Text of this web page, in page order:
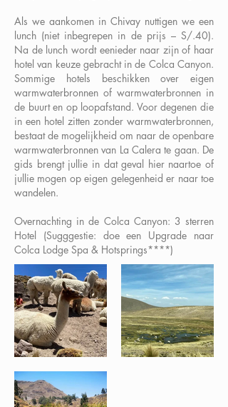
Als we aankomen in Chivay nuttigen we een
lunch (niet inbegrepen in de prijs – S/.40).
Na de lunch wordt eenieder naar zijn of haar
hotel van keuze gebracht in de Colca Canyon.
Sommige hotels beschikken over eigen
warmwaterbronnen of warmwaterbronnen in
de buurt en op loopafstand. Voor degenen die
in een hotel zitten zonder warmwaterbronnen,
bestaat de mogelijkheid om naar de openbare
warmwaterbronnen van La Calera te gaan. De
gids brengt jullie in dat geval hier naartoe of
jullie mogen op eigen gelegenheid er naar toe
wandelen.
Overnachting in de Colca Canyon: 3 sterren
Hotel (Sugggestie: doe een Upgrade naar
Colca Lodge Spa & Hotsprings****)